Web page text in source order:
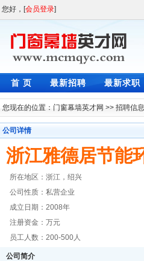
您好，[会员登录]
首 页 最新招聘 最新求职
您现在的位置： 门窗幕墙英才网 >> 招聘信息
公司详情
浙江雅德居节能
所在地区：浙江，绍兴
公司性质：私营企业
成立日期：2008年
注册资金：万元
员工人数：200-500人
公司简介